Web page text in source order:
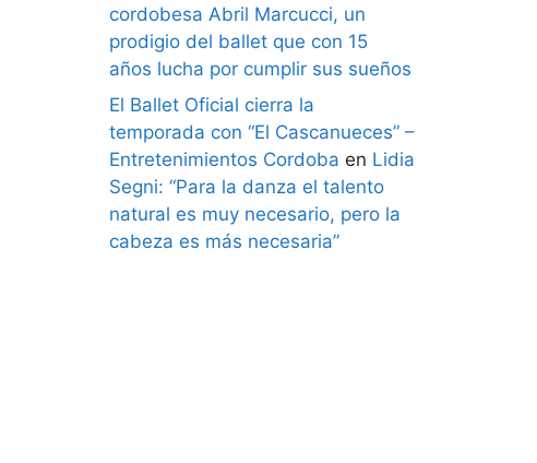
cordobesa Abril Marcucci, un
prodigio del ballet que con 15
años lucha por cumplir sus sueños
El Ballet Oficial cierra la
temporada con “El Cascanueces” –
Entretenimientos Cordoba en Lidia
Segni: “Para la danza el talento
natural es muy necesario, pero la
cabeza es más necesaria”